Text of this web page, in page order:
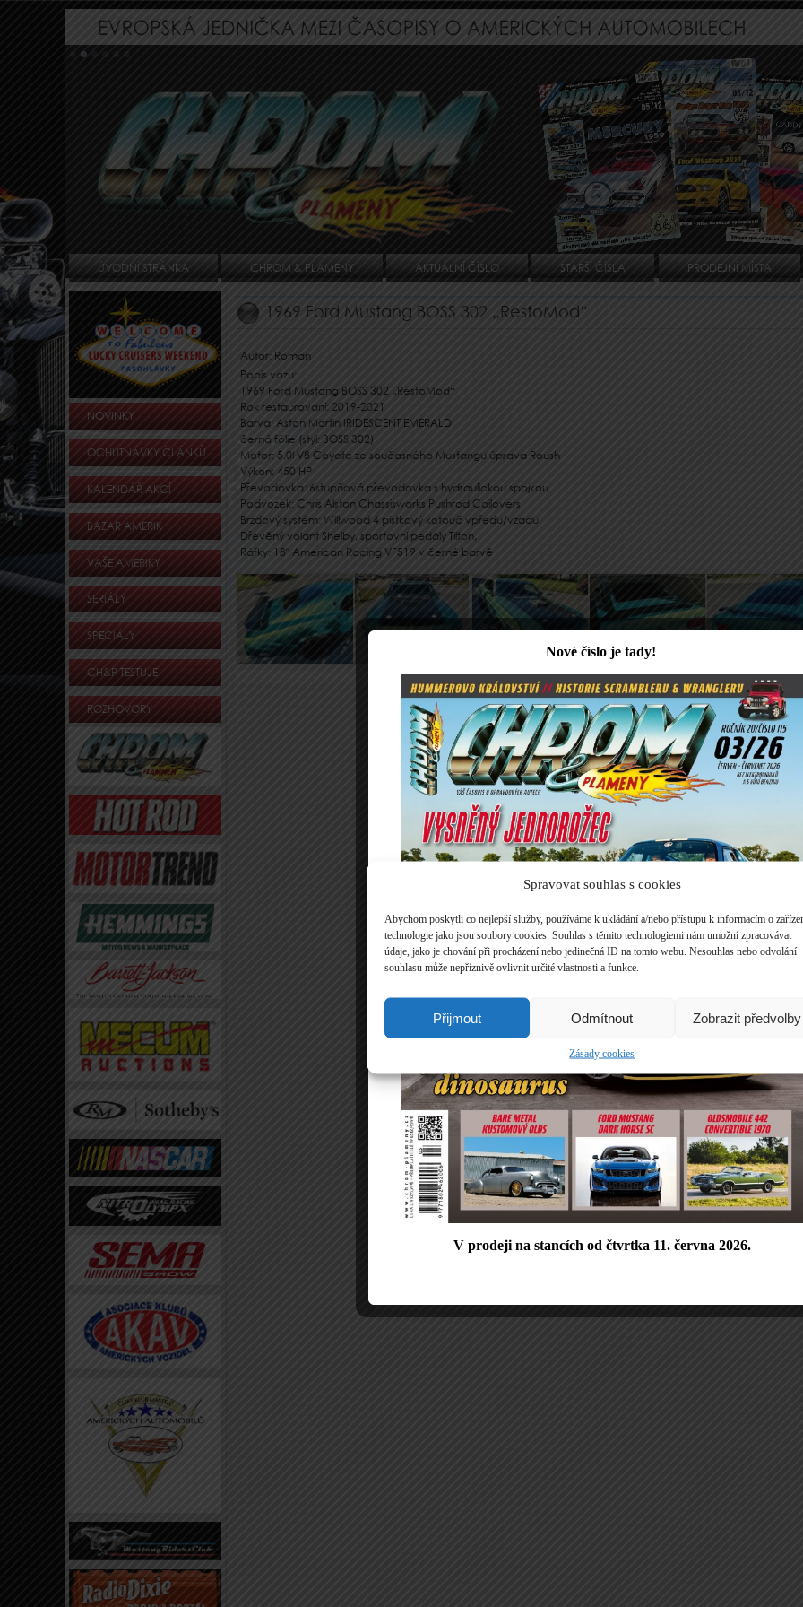
Spravovat souhlas s cookies
Abychom poskytli co nejlepší služby, používáme k ukládání a/nebo přístupu k informacím o
technologie jako jsou soubory cookies. Souhlas s těmito technologiemi nám umožní zpracovávat
údaje, jako je chování při procházení nebo jedinečná ID na tomto webu. Nesouhlas nebo odvolání
souhlasu může nepříznivě ovlivnit určité vlastnosti a funkce.
Přijmout Odmítnout Zobrazit předvolby
Zásady cookies
ÚVODNÍ STRÁNKA CHROM & PLAMENY AKTUÁLNÍ ČÍSLO STARŠÍ ČÍSLA PRODEJNÍ MÍSTA
NOVINKY
OCHUTNÁVKY ČLÁNKŮ
KALENDÁŘ AKCÍ
BAZAR AMERIK
VAŠE AMERIKY
SERIÁLY
SPECIÁLY
CH&P TESTUJE
ROZHOVORY
1969 Ford Mustang BOSS 302 „RestoMod“
Autor: Roman
Popis vozu:
1969 Ford Mustang BOSS 302 „RestoMod“
Rok restaurování: 2019-2021
Barva: Aston Martin IRIDESCENT EMERALD
černá fólie (styl: BOSS 302)
Motor: 5,0l V8 Coyote ze současného Mustangu úprava Roush
Výkon: 450 HP
Převodovka: 6stupňová převodovka s hydraulickou spojkou
Podvozek: Chris Alston Chassisworks Pushrod Coilovers
Brzdový systém: Willwood 4 pístkový kotouč vpředu/vzadu
Dřevěný volant Shelby, sportovní pedály Tilton,
Ráfky: 18″ American Racing VF519 v černé barvě